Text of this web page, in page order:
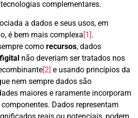
complementares.
a dados e seus usos, em
é bem mais complexa[1].
como recursos, dados
figital não deveriam ser tratados nos
[2] e usando princípios da
nem sempre dados são
maiores e raramente incorporam
Dados representam